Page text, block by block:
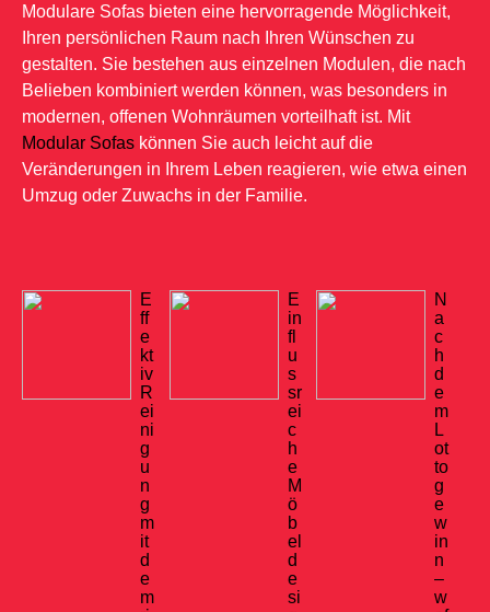
Modulare Sofas bieten eine hervorragende Möglichkeit,
Ihren persönlichen Raum nach Ihren Wünschen zu
gestalten. Sie bestehen aus einzelnen Modulen, die nach
Belieben kombiniert werden können, was besonders in
modernen, offenen Wohnräumen vorteilhaft ist. Mit
Modular Sofas können Sie auch leicht auf die
Veränderungen in Ihrem Leben reagieren, wie etwa einen
Umzug oder Zuwachs in der Familie.
E
ff
e
kt
iv
R
ei
ni
g
u
n
g
m
it
d
e
m
E
in
fl
u
s
sr
ei
c
h
e
M
ö
b
el
d
e
si
N
a
c
h
d
e
m
L
ot
to
g
e
w
in
n
–
w